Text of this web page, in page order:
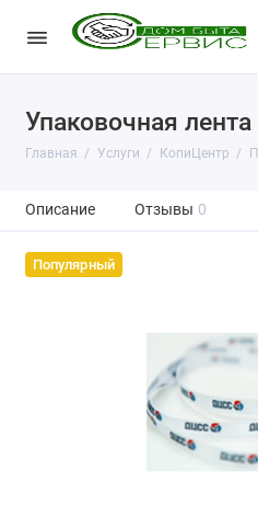
Упаковочная
Главная Услуги КопиЦентр
Описание Отзывы 0
Популярный